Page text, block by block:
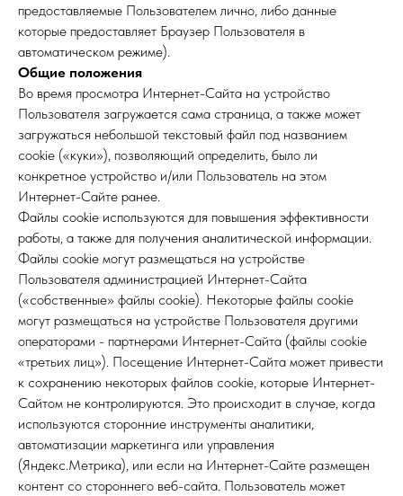
предоставляемые Пользователем лично, либо данные
которые предоставляет Браузер Пользователя в
автоматическом режиме).
Общие положения
Во время просмотра Интернет-Сайта на устройство
Пользователя загружается сама страница, а также может
загружаться небольшой текстовый файл под названием
cookie («куки»), позволяющий определить, было ли
конкретное устройство и/или Пользователь на этом
Интернет-Сайте ранее.
Файлы cookie используются для повышения эффективности
работы, а также для получения аналитической информации.
Файлы cookie могут размещаться на устройстве
Пользователя администрацией Интернет-Сайта
(«собственные» файлы cookie). Некоторые файлы cookie
могут размещаться на устройстве Пользователя другими
операторами - партнерами Интернет-Сайта (файлы cookie
«третьих лиц»). Посещение Интернет-Сайта может привести
к сохранению некоторых файлов cookie, которые Интернет-
Сайтом не контролируются. Это происходит в случае, когда
используются сторонние инструменты аналитики,
автоматизации маркетинга или управления
(Яндекс.Метрика), или если на Интернет-Сайте размещен
контент со стороннего веб-сайта. Пользователь может